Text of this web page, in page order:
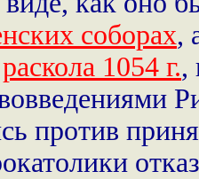
соборах,
раскола 1054 г.,
против